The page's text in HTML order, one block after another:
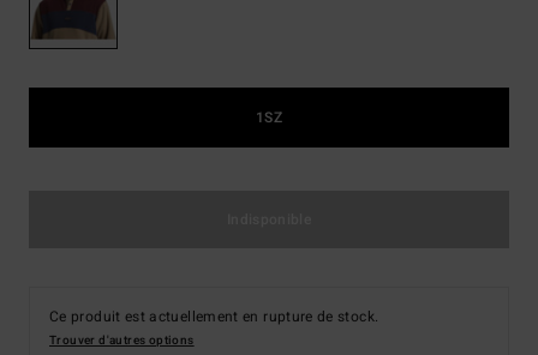
1SZ
Ce produit est actuellement en rupture de stock.
Trouver d'autres options